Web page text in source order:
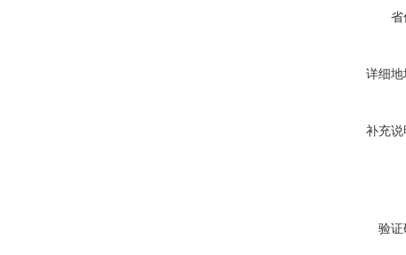
省
详细地
补充说
验证